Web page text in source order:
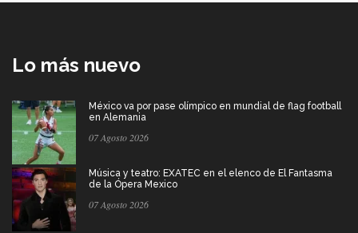
Lo más nuevo
México va por pase olímpico en mundial de flag football
en Alemania
07 Agosto 2026
Música y teatro: EXATEC en el elenco de El Fantasma
de la Ópera Mexico
07 Agosto 2026